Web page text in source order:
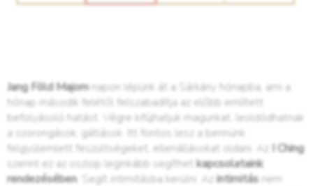
Jang Föld Majomnapon lépünk át a Sárkány hónapba, ami a
hónap második felétől felszabadítja az előbb említett
befolyásoló hatást. Végre kifújhatjuk magunkat, leoldódhatnak
a szorongások, gátlások. Itt fontos lesz a bennünk
felgyülemlett feszültségeket, ellenállásokat oldani. Az I Ching
szerint ez az oszlop leginkább segíthet kapcsolataink
rendezésében. Segít intimitásba kerülni. Az intimitásnem